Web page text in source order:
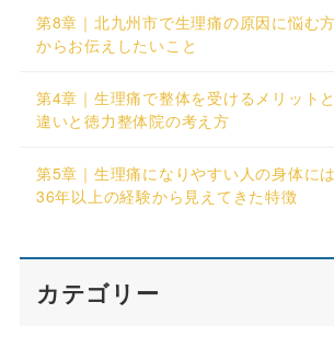
第8章｜北九州市で生理痛の原因に悩む
からお伝えしたいこと
第4章｜生理痛で整体を受けるメリット
違いと徳力整体院の考え方
第5章｜生理痛になりやすい人の身体に
36年以上の経験から見えてきた特徴
カテゴリー